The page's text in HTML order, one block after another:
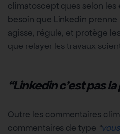
climatosceptiques selon les
besoin que Linkedin prenne
agisse, régule, et protège
que relayer les travaux
“Linkedin c’est pas
Outre les commentaires
commentaires de type “